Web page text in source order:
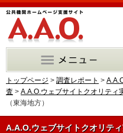
トップページ > 調査レポート >
査 > A.A.O.ウェブサイトクオリテ
（東海地方）
A.A.O.ウェブサイトクオリテ